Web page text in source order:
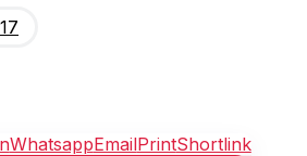
WhatsappEmailPrintShortlink